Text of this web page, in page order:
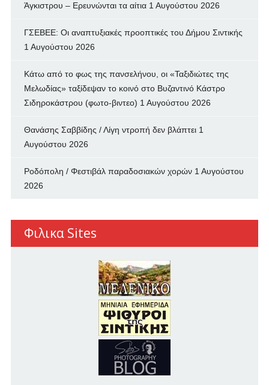
Άγκιστρου – Ερευνώνται τα αίτια 1 Αυγούστου 2026
ΓΣΕΒΕΕ: Οι αναπτυξιακές προοπτικές του Δήμου Σιντικής
1 Αυγούστου 2026
Κάτω από το φως της πανσελήνου, οι «Ταξιδιώτες της
Μελωδίας» ταξίδεψαν το κοινό στο Βυζαντινό Κάστρο
Σιδηροκάστρου (φωτο-βιντεο) 1 Αυγούστου 2026
Θανάσης Σαββίδης / Λίγη ντροπή δεν βλάπτει 1
Αυγούστου 2026
Ροδόπολη / Φεστιβάλ παραδοσιακών χορών 1 Αυγούστου
2026
Φιλικα Sites